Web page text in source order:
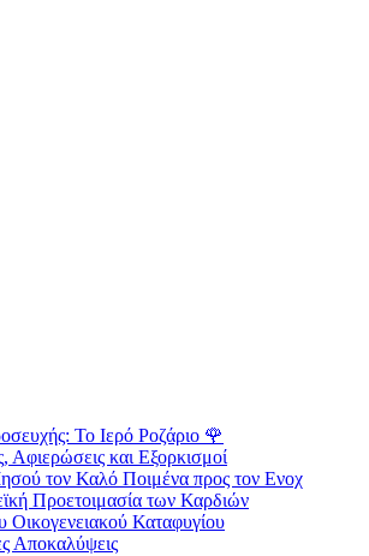
Το Ιερό Ροζάριο 🌹
Αφιερώσεις και Εξορκισμοί
τον Καλό Ποιμένα προς τον Ενοχ
Προετοιμασία των Καρδιών
Οικογενειακού Καταφυγίου
Αποκαλύψεις